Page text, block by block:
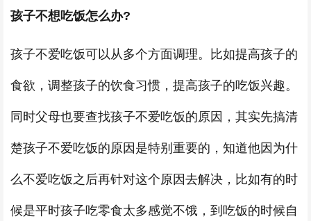
孩子不想吃饭怎么办?
孩子不爱吃饭可以从多个方面调理。比如提高孩子的
食欲，调整孩子的饮食习惯，提高孩子的吃饭兴趣。
同时父母也要查找孩子不爱吃饭的原因，其实先搞清
楚孩子不爱吃饭的原因是特别重要的，知道他因为什
么不爱吃饭之后再针对这个原因去解决，比如有的时
候是平时孩子吃零食太多感觉不饿，到吃饭的时候自